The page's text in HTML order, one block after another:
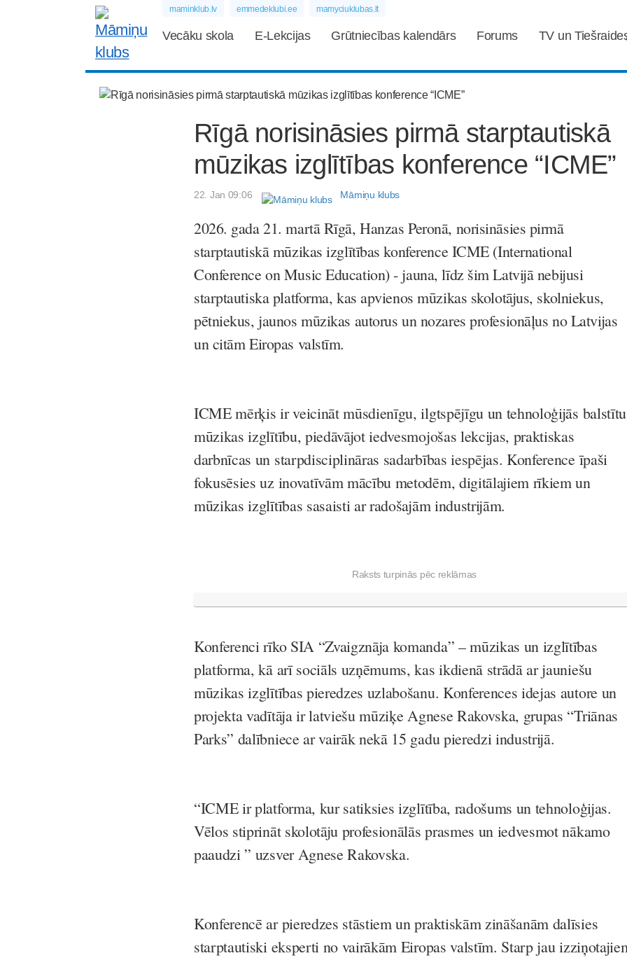
maminklub.lv emmedeklubi.ee mamyciuklubas.lt
Vecāku skola E-Lekcijas Grūtniecības kalendārs Forums TV un
Rīgā norisināsies pirmā starptautiskā
mūzikas izglītības konference “ICME”
22. Jan 09:06 Māmiņu klubs
2026. gada 21. martā Rīgā, Hanzas Peronā, norisināsies pirmā
starptautiskā mūzikas izglītības konference ICME (International
Conference on Music Education) - jauna, līdz šim Latvijā nebijusi
starptautiska platforma, kas apvienos mūzikas skolotājus, skolniekus,
pētniekus, jaunos mūzikas autorus un nozares profesionāļus no Latvijas
un citām Eiropas valstīm.
ICME mērķis ir veicināt mūsdienīgu, ilgtspējīgu un tehnoloģijās balstītu
mūzikas izglītību, piedāvājot iedvesmojošas lekcijas, praktiskas
darbnīcas un starpdisciplināras sadarbības iespējas. Konference īpaši
fokusēsies uz inovatīvām mācību metodēm, digitālajiem rīkiem un
mūzikas izglītības sasaisti ar radošajām industrijām.
Raksts turpinās pēc reklāmas
Konferenci rīko SIA “Zvaigznāja komanda” – mūzikas un izglītības
platforma, kā arī sociāls uzņēmums, kas ikdienā strādā ar jauniešu
mūzikas izglītības pieredzes uzlabošanu. Konferences idejas autore un
projekta vadītāja ir latviešu mūziķe Agnese Rakovska, grupas “Triānas
Parks” dalībniece ar vairāk nekā 15 gadu pieredzi industrijā.
“ICME ir platforma, kur satiksies izglītība, radošums un tehnoloģijas.
Vēlos stiprināt skolotāju profesionālās prasmes un iedvesmot nākamo
paaudzi ” uzsver Agnese Rakovska.
Konferencē ar pieredzes stāstiem un praktiskām zināšanām dalīsies
starptautiski eksperti no vairākām Eiropas valstīm. Starp jau